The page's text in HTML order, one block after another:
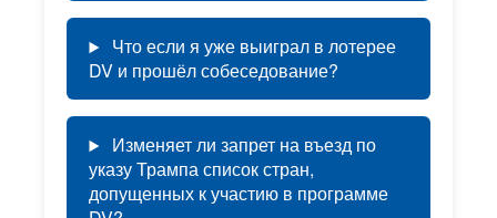
Что если я уже выиграл в лотерее
DV и прошёл собеседование?
Изменяет ли запрет на въезд по
указу Трампа список стран,
допущенных к участию в программе